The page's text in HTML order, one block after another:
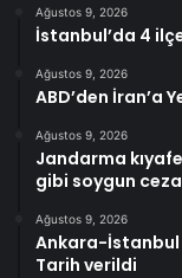
Ağustos 9, 2026
İstanbul’da 4
Ağustos 9, 2026
ABD’den İran’a
Ağustos 9, 2026
Jandarma
gibi soygun
Ağustos 9, 2026
Ankara-İstanbul
Tarih verildi